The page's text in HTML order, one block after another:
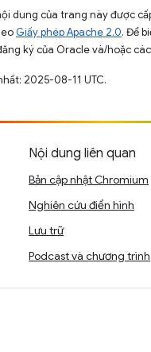
dung của trang này được
Giấy phép Apache 2.0. Để
ký của Oracle và/hoặc
2025-08-11 UTC.
Nội dung liên quan
Bản cập nhật Chromium
Nghiên cứu điển hình
Lưu trữ
Podcast và chương trình